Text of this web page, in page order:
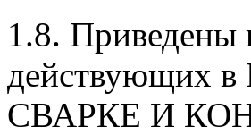
1.8. Приведены
действующих
СВАРКЕ И